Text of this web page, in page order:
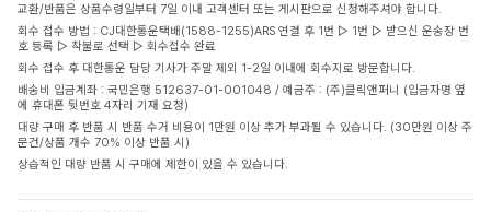
교환/반품은 상품수령일부터 7일 이내 고객센터 또는 게시판으로 신청해주셔야 합니다.
회수 접수 방법 : CJ대한통운택배(1588-1255)ARS 연결 후 1번 ▷ 1번 ▷ 받으신 운송장 번
호 등록 ▷ 착불로 선택 ▷ 회수접수 완료
회수 접수 후 대한통운 담당 기사가 주말 제외 1-2일 이내에 회수지로 방문합니다.
배송비 입금계좌 : 국민은행 512637-01-001048 / 예금주 : (주)클릭앤퍼니 (입금자명 옆
에 휴대폰 뒷번호 4자리 기재 요청)
대량 구매 후 반품 시 반품 수거 비용이 1만원 이상 추가 부과될 수 있습니다. (30만원 이상 주
문건/상품 개수 70% 이상 반품 시)
상습적인 대량 반품 시 구매에 제한이 있을 수 있습니다.